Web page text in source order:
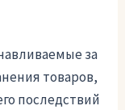
за
товаров,
последствий